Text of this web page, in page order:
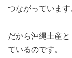
つながっています
だから沖縄土産
ているのです。